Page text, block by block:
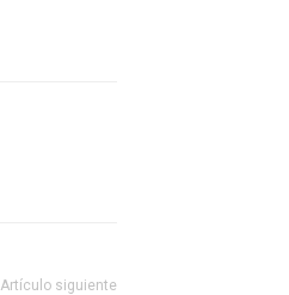
Artículo siguiente